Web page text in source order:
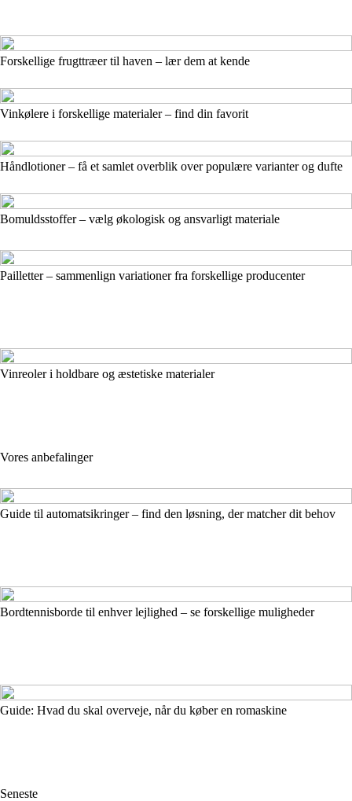
Forskellige frugttræer til haven – lær dem at kende
Vinkølere i forskellige materialer – find din favorit
Håndlotioner – få et samlet overblik over populære varianter og dufte
Bomuldsstoffer – vælg økologisk og ansvarligt materiale
Pailletter – sammenlign variationer fra forskellige producenter
Vinreoler i holdbare og æstetiske materialer
Vores anbefalinger
Guide til automatsikringer – find den løsning, der matcher dit behov
Bordtennisborde til enhver lejlighed – se forskellige muligheder
Guide: Hvad du skal overveje, når du køber en romaskine
Seneste